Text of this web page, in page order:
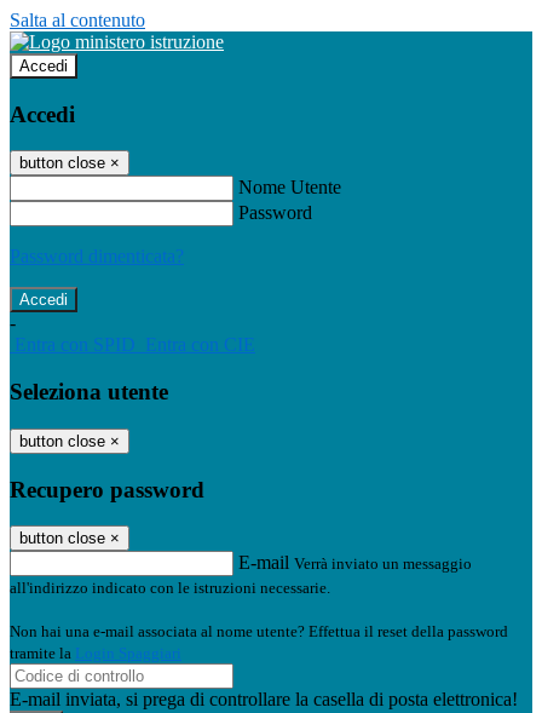
Salta al contenuto
Accedi
Accedi
button close ×
Nome Utente
Password
Password dimenticata?
-
Entra con SPID Entra con CIE
Seleziona utente
button close ×
Recupero password
button close ×
E-mail Verrà inviato un messaggio
all'indirizzo indicato con le istruzioni necessarie.
Non hai una e-mail associata al nome utente? Effettua il reset della password
tramite la Login Spaggiari
E-mail inviata, si prega di controllare la casella di posta elettronica!